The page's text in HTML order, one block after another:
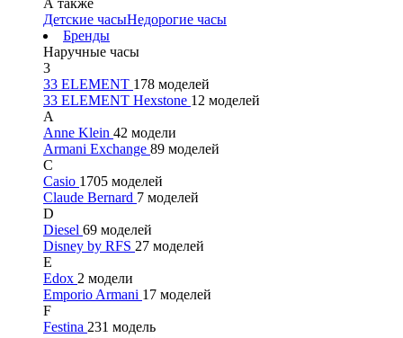
А также
Детские часыНедорогие часы
Бренды
Наручные часы
3
33 ELEMENT 178 моделей
33 ELEMENT Hexstone 12 моделей
A
Anne Klein 42 модели
Armani Exchange 89 моделей
C
Casio 1705 моделей
Claude Bernard 7 моделей
D
Diesel 69 моделей
Disney by RFS 27 моделей
E
Edox 2 модели
Emporio Armani 17 моделей
F
Festina 231 модель